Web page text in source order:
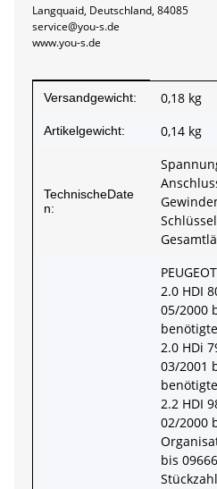
Langquaid, Deutschland, 84085
service@you-s.de
www.you-s.de
Produkteigenschaft
Wert
Versandgewicht: 0,18 kg
Artikelgewicht: 0,14 kg
TechnischeDate
n:
2.0 HDI
05/2000
2.0 HDi
03/2001
2.2 HDI
02/2000
bis